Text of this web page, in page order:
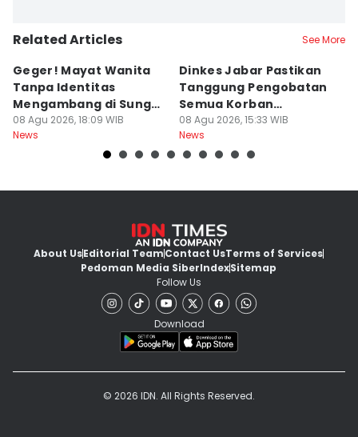
Related Articles See More
Geger! Mayat Wanita
Tanpa Identitas
Mengambang di Sungai
Cibatu
08 Agu 2026, 18:09 WIB
News
Dinkes Jabar Pastikan
Tanggung Pengobatan
Semua Korban
Kekerasan dan Begal
08 Agu 2026, 15:33 WIB
News
About UsEditorial TeamContact UsTerms of Services
Pedoman Media SiberIndexSitemap
Follow Us
Download
© 2026 IDN. All Rights Reserved.